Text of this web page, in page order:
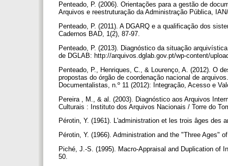
Penteado, P. (2006). Orientações para a gestão de
Arquivos e reestruturação da Administração Pública,
Penteado, P. (2011). A DGARQ e a qualificação dos
Cadernos BAD, 1(2), 87-97.
Penteado, P. (2013). Diagnóstico da situação
de DGLAB: http://arquivos.dglab.gov.pt/wp-content/
Penteado, P., Henriques, C., & Lourenço, A. (2012). O
propostas do órgão de coordenação nacional de
Documentalistas, n.º 11 (2012): Integração, Acesso e
Pereira , M., & al. (2003). Diagnóstico aos Arquivos
Culturais : Instituto dos Arquivos Nacionais / Torre do
Pérotin, Y. (1961). L'administration et les trois âges des
Pérotin, Y. (1966). Administration and the "Three Ages"
Piché, J.-S. (1995). Macro-Appraisal and Duplication of
50.